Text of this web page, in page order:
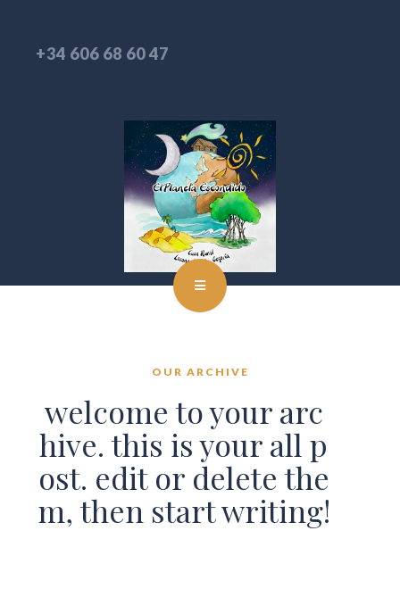
+34 606 68 60 47
OUR ARCHIVE
welcome to your arc
hive. this is your all p
ost. edit or delete the
m, then start writing!